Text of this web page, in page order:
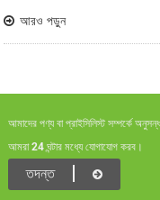
আরও পড়ুন
আমাদের পণ্য বা প্রাইসিলিস্ট সম্পর্কে
আমরা 24 ঘন্টার মধ্যে যোগাযোগ করব।
তদন্ত